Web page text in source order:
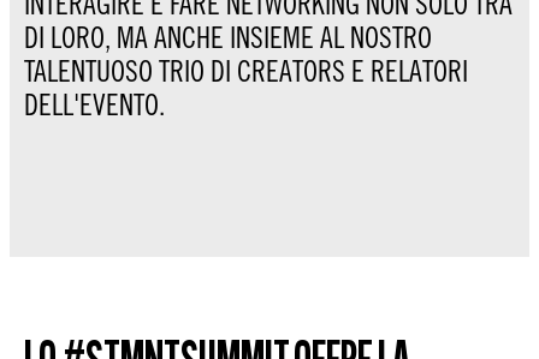
DI LORO, MA ANCHE INSIEME AL NOSTRO
TALENTUOSO TRIO DI CREATORS E RELATORI
DELL'EVENTO.